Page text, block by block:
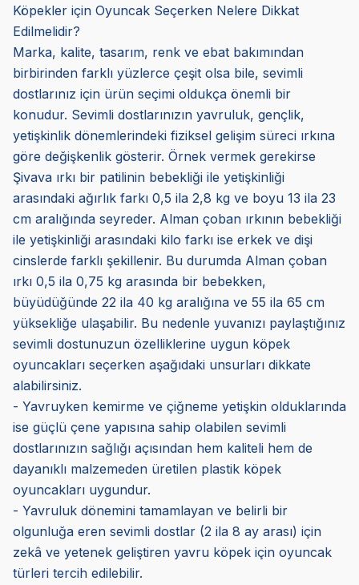
Köpekler için Oyuncak Seçerken Nelere Dikkat
Edilmelidir?
Marka, kalite, tasarım, renk ve ebat bakımından
birbirinden farklı yüzlerce çeşit olsa bile, sevimli
dostlarınız için ürün seçimi oldukça önemli bir
konudur. Sevimli dostlarınızın yavruluk, gençlik,
yetişkinlik dönemlerindeki fiziksel gelişim süreci ırkına
göre değişkenlik gösterir. Örnek vermek gerekirse
Şivava ırkı bir patilinin bebekliği ile yetişkinliği
arasındaki ağırlık farkı 0,5 ila 2,8 kg ve boyu 13 ila 23
cm aralığında seyreder. Alman çoban ırkının bebekliği
ile yetişkinliği arasındaki kilo farkı ise erkek ve dişi
cinslerde farklı şekillenir. Bu durumda Alman çoban
ırkı 0,5 ila 0,75 kg arasında bir bebekken,
büyüdüğünde 22 ila 40 kg aralığına ve 55 ila 65 cm
yüksekliğe ulaşabilir. Bu nedenle yuvanızı paylaştığınız
sevimli dostunuzun özelliklerine uygun köpek
oyuncakları seçerken aşağıdaki unsurları dikkate
alabilirsiniz.
- Yavruyken kemirme ve çiğneme yetişkin olduklarında
ise güçlü çene yapısına sahip olabilen sevimli
dostlarınızın sağlığı açısından hem kaliteli hem de
dayanıklı malzemeden üretilen plastik köpek
oyuncakları uygundur.
- Yavruluk dönemini tamamlayan ve belirli bir
olgunluğa eren sevimli dostlar (2 ila 8 ay arası) için
zekâ ve yetenek geliştiren yavru köpek için oyuncak
türleri tercih edilebilir.